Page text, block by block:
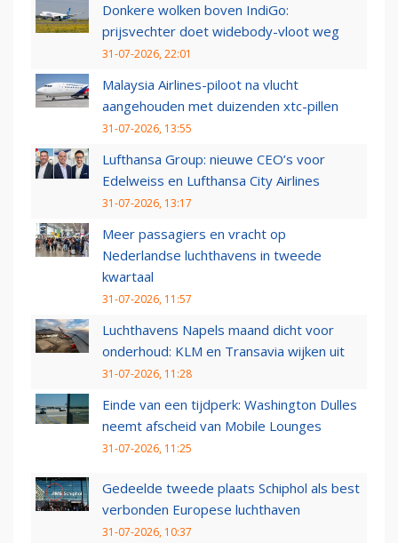
Donkere wolken boven IndiGo:
prijsvechter doet widebody-vloot weg
31-07-2026, 22:01
Malaysia Airlines-piloot na vlucht
aangehouden met duizenden xtc-pillen
31-07-2026, 13:55
Lufthansa Group: nieuwe CEO’s voor
Edelweiss en Lufthansa City Airlines
31-07-2026, 13:17
Meer passagiers en vracht op
Nederlandse luchthavens in tweede
kwartaal
31-07-2026, 11:57
Luchthavens Napels maand dicht voor
onderhoud: KLM en Transavia wijken uit
31-07-2026, 11:28
Einde van een tijdperk: Washington Dulles
neemt afscheid van Mobile Lounges
31-07-2026, 11:25
Gedeelde tweede plaats Schiphol als best
verbonden Europese luchthaven
31-07-2026, 10:37